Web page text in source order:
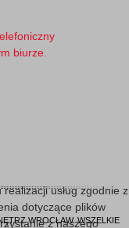
biurze.
WROCŁAW. WSZELKIE
usług zgodnie z
dotyczące plików
z naszego